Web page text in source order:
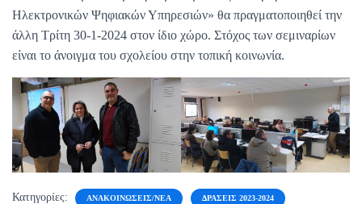
Ηλεκτρονικών Ψηφιακών Υπηρεσιών» θα πραγματοποιηθεί την
άλλη Τρίτη 30-1-2024 στον ίδιο χώρο. Στόχος των σεμιναρίων
είναι το άνοιγμα του σχολείου στην τοπική κοινωνία.
Κατηγορίες: ΑΝΑΚΟΙΝΏΣΕΙΣ/ΝΈΑ ΔΡΆΣΕΙΣ 2023-2024